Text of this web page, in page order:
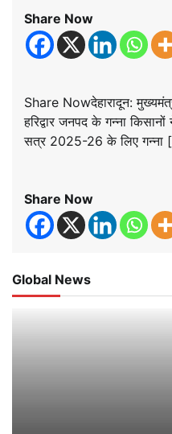
Share Now
Share Nowदेहारादून:
हरिद्वार जनपद के गन्ना
सत्र 2025-26 के लिए गन्ना
Share Now
Global News